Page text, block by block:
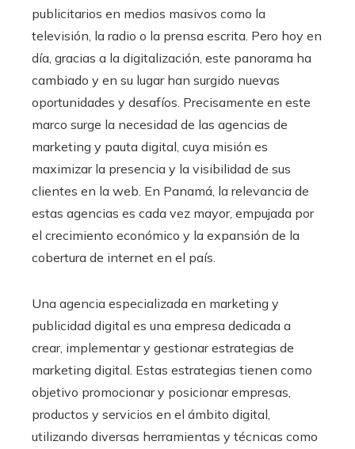
publicitarios en medios masivos como la
televisión, la radio o la prensa escrita. Pero hoy en
día, gracias a la digitalización, este panorama ha
cambiado y en su lugar han surgido nuevas
oportunidades y desafíos. Precisamente en este
marco surge la necesidad de las agencias de
marketing y pauta digital, cuya misión es
maximizar la presencia y la visibilidad de sus
clientes en la web. En Panamá, la relevancia de
estas agencias es cada vez mayor, empujada por
el crecimiento económico y la expansión de la
cobertura de internet en el país.
Una agencia especializada en marketing y
publicidad digital es una empresa dedicada a
crear, implementar y gestionar estrategias de
marketing digital. Estas estrategias tienen como
objetivo promocionar y posicionar empresas,
productos y servicios en el ámbito digital,
utilizando diversas herramientas y técnicas como